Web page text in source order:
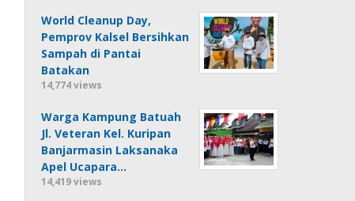
World Cleanup Day,
Pemprov Kalsel Bersihkan
Sampah di Pantai
Batakan
14,774 views
Warga Kampung Batuah
Jl. Veteran Kel. Kuripan
Banjarmasin Laksanaka
Apel Ucapara…
14,419 views